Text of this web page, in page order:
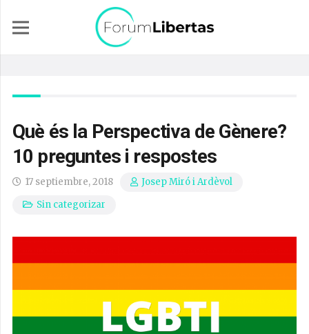
Què és la Perspectiva de Gènere?
10 preguntes i respostes
17 septiembre, 2018
Josep Miró i Ardèvol
Sin categorizar